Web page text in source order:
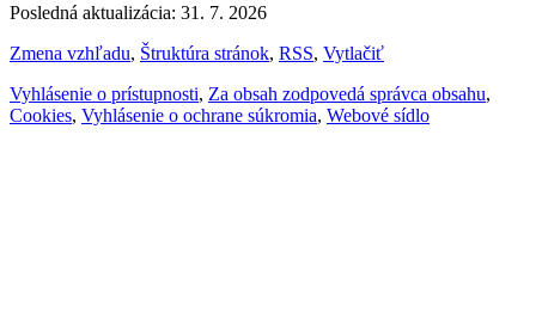
Posledná aktualizácia: 31. 7. 2026
Zmena vzhľadu, Štruktúra stránok, RSS, Vytlačiť
Vyhlásenie o prístupnosti, Za obsah zodpovedá správca obsahu,
Cookies, Vyhlásenie o ochrane súkromia, Webové sídlo